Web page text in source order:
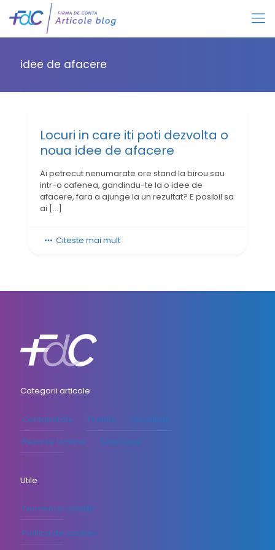
idee de afacere
Locuri in care iti poti dezvolta o
noua idee de afacere
Ai petrecut nenumarate ore stand la birou sau
intr-o cafenea, gandindu-te la o idee de
afacere, fara a ajunge la un rezultat? E posibil sa
ai […]
Citeste mai mult
Categorii articole
Contabilitate Finante
Fiscalitate
Resurse Umane
Salarizare
Utile
Termeni si conditii
Politica de cookies